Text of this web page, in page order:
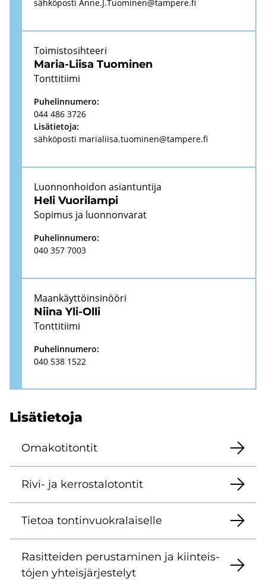
säh­kö­pos­ti Anne.J.Tuo­mi­nen@tam­pe­re.fi
Maria-​Liisa Tuo­mi­nen
Toi­mis­to­sih­tee­ri
Tont­ti­tii­mi
Pu­he­lin­nu­me­ro:
044 486 3726
Li­sä­tie­to­ja:
säh­kö­pos­ti ma­ria­lii­sa.tuo­mi­nen@tam­pe­re.fi
Heli Vuo­ri­lam­pi
Luon­non­hoi­don asian­tun­ti­ja
So­pi­mus ja luon­non­va­rat
Pu­he­lin­nu­me­ro:
040 357 7003
Niina Yli-​Olli
Maan­käyt­töin­si­nöö­ri
Tont­ti­tii­mi
Pu­he­lin­nu­me­ro:
040 538 1522
Li­sä­tie­to­ja
Oma­ko­ti­ton­tit
Rivi- ja ker­ros­ta­lo­ton­tit
Tie­toa ton­tin­vuo­kra­lai­sel­le
Ra­sit­tei­den pe­rus­ta­mi­nen ja kiin­teis­
tö­jen yh­teis­jär­jes­te­lyt